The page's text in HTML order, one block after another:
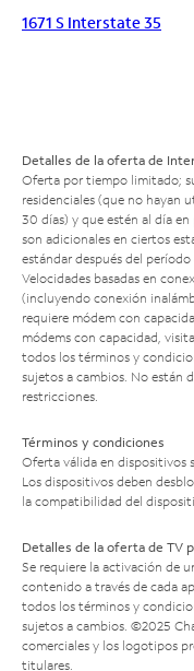
1671 S Interstate 35
Detalles de la oferta de
Oferta por tiempo limitado;
residenciales (que no hayan
30 días) y que estén al día
son adicionales en ciertos
estándar después del
Velocidades basadas en
(incluyendo conexión
requiere módem con
módems con capacidad, visita
todos los términos y
sujetos a cambios. No están
restricciones.
Términos y condiciones
Oferta válida en dispositivos
Los dispositivos deben
la compatibilidad del
Detalles de la oferta de TV
Se requiere la activación de
contenido a través de cada
todos los términos y
sujetos a cambios. ©2025
comerciales y los logotipos
titulares.